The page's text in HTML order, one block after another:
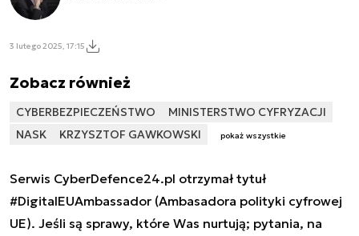
3 lutego 2025, 17:15
Zobacz również
CYBERBEZPIECZEŃSTWO
MINISTERSTWO CYFRYZACJI
NASK
KRZYSZTOF GAWKOWSKI pokaż wszystkie
Serwis CyberDefence24.pl otrzymał tytuł
#DigitalEUAmbassador (Ambasadora polityki cyfrowej
UE). Jeśli są sprawy, które Was nurtują; pytania, na